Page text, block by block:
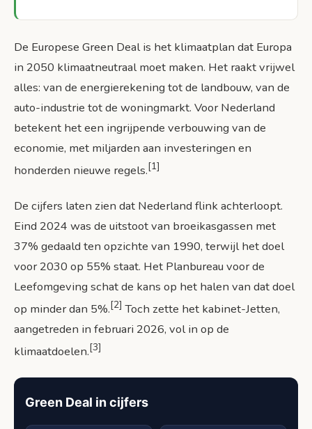
De Europese Green Deal is het klimaatplan dat Europa
in 2050 klimaatneutraal moet maken. Het raakt vrijwel
alles: van de energierekening tot de landbouw, van de
auto-industrie tot de woningmarkt. Voor Nederland
betekent het een ingrijpende verbouwing van de
economie, met miljarden aan investeringen en
honderden nieuwe regels.[1]
De cijfers laten zien dat Nederland flink achterloopt.
Eind 2024 was de uitstoot van broeikasgassen met
37% gedaald ten opzichte van 1990, terwijl het doel
voor 2030 op 55% staat. Het Planbureau voor de
Leefomgeving schat de kans op het halen van dat doel
op minder dan 5%.[2] Toch zette het kabinet-Jetten,
aangetreden in februari 2026, vol in op de
klimaatdoelen.[3]
Green Deal in cijfers